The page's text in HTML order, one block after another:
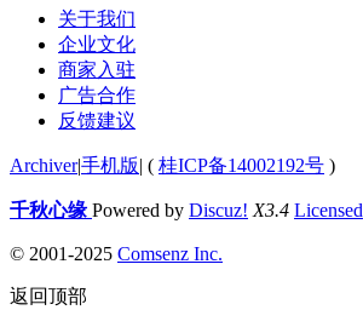
关于我们
企业文化
商家入驻
广告合作
反馈建议
Archiver|手机版| ( 桂ICP备14002192号 )
千秋心缘 Powered by Discuz! X3.4 Licensed
© 2001-2025 Comsenz Inc.
返回顶部